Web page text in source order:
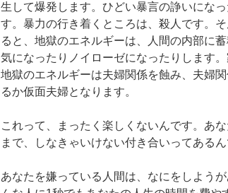
生して爆発します。ひどい暴言の諍いにな
す。暴力の行き着くところは、殺人です。
ると、地獄のエネルギーは、人間の内部に
気になったりノイローゼになったりします
地獄のエネルギーは夫婦関係を蝕み、夫婦
るか仮面夫婦となります。
これって、まったく楽しくないんです。あ
まで、しなきゃいけない付き合いってあるん
あなたを嫌っている人間は、なにをしよう